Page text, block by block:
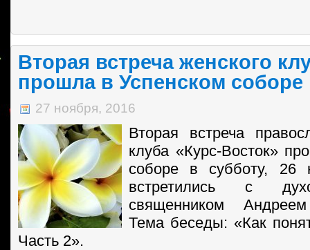
Вторая встреча женского
прошла в Успенском соборе
27 ноября, 2016
Вторая встреча
клуба «Курс-Восток»
соборе в субботу, 26
встретились с
священником
Тема беседы: «Как
Часть 2».